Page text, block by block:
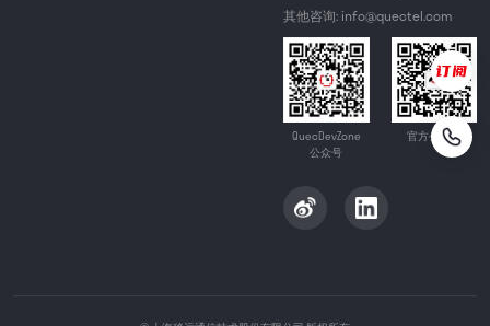
其他咨询: info@quectel.com
QuecDevZone
公众号
官方公众号